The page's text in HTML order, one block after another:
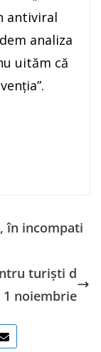
antiviral
analiza
uităm că
în incompati
turişti d
1 noiembrie